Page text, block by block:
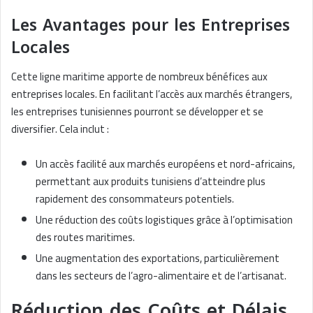
Les Avantages pour les Entreprises
Locales
Cette ligne maritime apporte de nombreux bénéfices aux
entreprises locales. En facilitant l’accès aux marchés étrangers,
les entreprises tunisiennes pourront se développer et se
diversifier. Cela inclut :
Un accès facilité aux marchés européens et nord-africains,
permettant aux produits tunisiens d’atteindre plus
rapidement des consommateurs potentiels.
Une réduction des coûts logistiques grâce à l’optimisation
des routes maritimes.
Une augmentation des exportations, particulièrement
dans les secteurs de l’agro-alimentaire et de l’artisanat.